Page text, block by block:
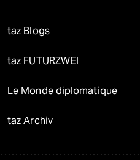
taz Blogs
taz FUTURZWEI
Le Monde diplomatique
taz Archiv